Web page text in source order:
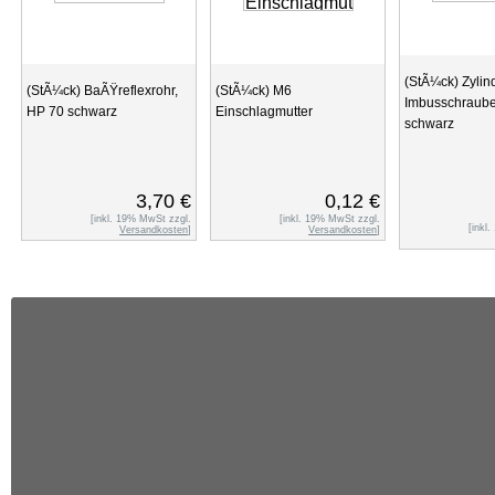
(StÃ¼ck) BaÃŸreflexrohr,
HP 70 schwarz
3,70 €
[inkl. 19% MwSt zzgl.
Versandkosten]
(StÃ¼ck) M6
Einschlagmutter
0,12 €
[inkl. 19% MwSt zzgl.
Versandkosten]
(StÃ¼ck)
schwarz
[inkl.